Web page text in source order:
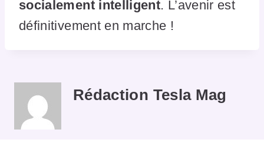
socialement intelligent. L’avenir est
définitivement en marche !
Rédaction Tesla Mag